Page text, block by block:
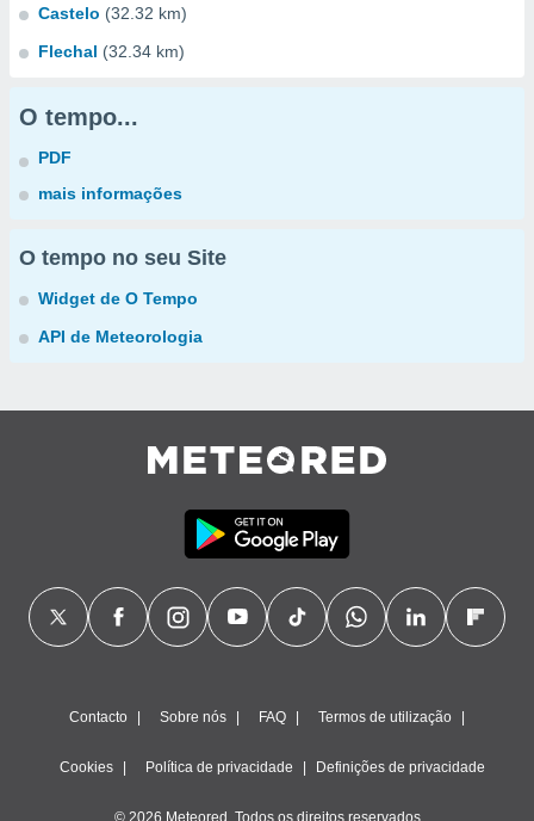
Castelo (32.32 km)
Flechal (32.34 km)
O tempo...
PDF
mais informações
O tempo no seu Site
Widget de O Tempo
API de Meteorologia
Contacto Sobre nós FAQ Termos de utilização
Cookies Política de privacidade Definições de privacidade
© 2026 Meteored. Todos os direitos reservados